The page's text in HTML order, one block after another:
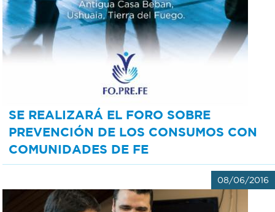
SE REALIZARÁ EL FORO SOBRE
PREVENCIÓN DE LOS CONSUMOS CON
COMUNIDADES DE FE
08/06/2016